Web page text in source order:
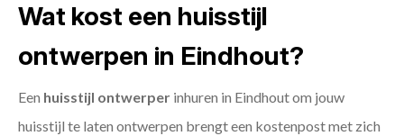
Wat kost een huisstijl
ontwerpen in Eindhout?
Een huisstijl ontwerper inhuren in Eindhout om jouw
huisstijl te laten ontwerpen brengt een kostenpost met zich